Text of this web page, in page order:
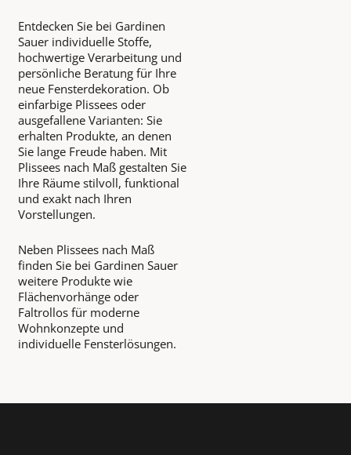
Entdecken Sie bei Gardinen
Sauer individuelle Stoffe,
hochwertige Verarbeitung und
persönliche Beratung für Ihre
neue Fensterdekoration. Ob
einfarbige Plissees oder
ausgefallene Varianten: Sie
erhalten Produkte, an denen
Sie lange Freude haben. Mit
Plissees nach Maß gestalten Sie
Ihre Räume stilvoll, funktional
und exakt nach Ihren
Vorstellungen.
Neben Plissees nach Maß
finden Sie bei Gardinen Sauer
weitere Produkte wie
Flächenvorhänge oder
Faltrollos für moderne
Wohnkonzepte und
individuelle Fensterlösungen.